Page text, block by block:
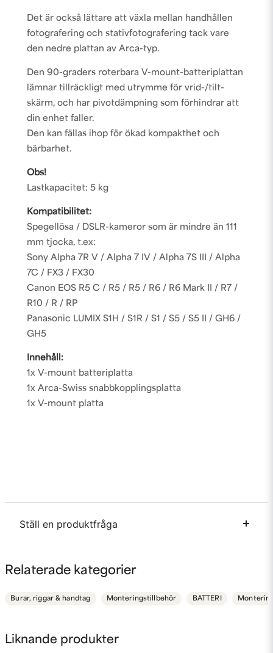
Liknande produkter
Det är också lättare att växla mellan handhållen
fotografering och stativfotografering tack vare
den nedre plattan av Arca-typ.
Den 90-graders roterbara V-mount-batteriplattan
lämnar tillräckligt med utrymme för vrid-/tilt-
skärm, och har pivotdämpning som förhindrar att
din enhet faller.
Den kan fällas ihop för ökad kompakthet och
bärbarhet.
Obs!
Lastkapacitet: 5 kg
Kompatibilitet:
Spegellösa / DSLR-kameror som är mindre än 111
mm tjocka, t.ex:
Sony Alpha 7R V / Alpha 7 IV / Alpha 7S III / Alpha
7C / FX3 / FX30
Canon EOS R5 C / R5 / R5 / R6 / R6 Mark II / R7 /
R10 / R / RP
Panasonic LUMIX S1H / S1R / S1 / S5 / S5 II / GH6 /
GH5
Innehåll:
1x V-mount batteriplatta
1x Arca-Swiss snabbkopplingsplatta
1x V-mount platta
Ställ en produktfråga
Fråga oss något om denna produkten...
Relaterade kategorier
Burar, riggar & handtag Monteringstillbehör BATTERI